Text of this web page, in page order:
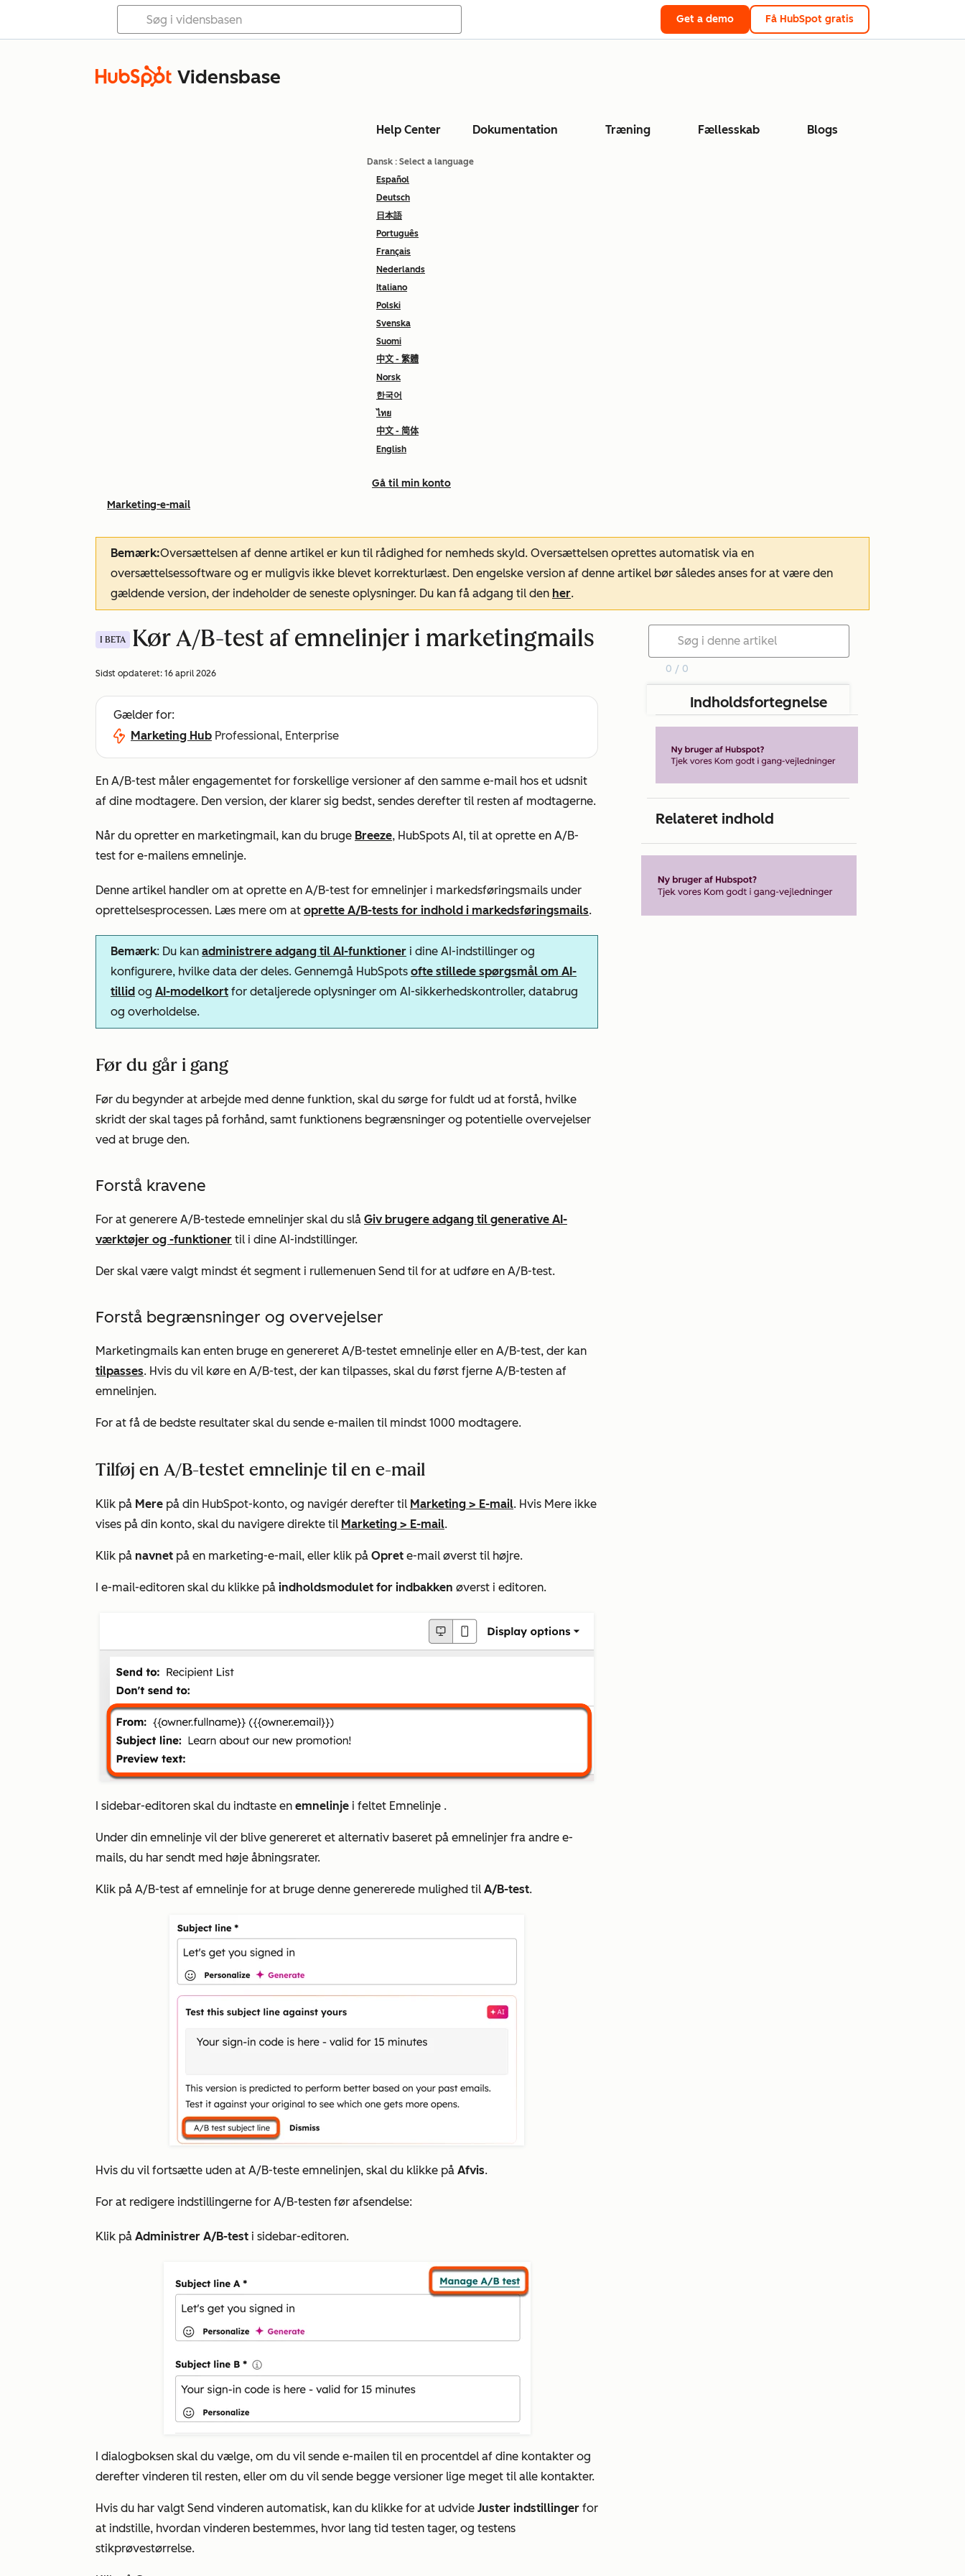
Get a demo Få HubSpot gratis
Vidensbase
Help Center Dokumentation Træning Fællesskab Blogs
Dansk : Select a language
Español
Deutsch
日本語
Português
Français
Nederlands
Italiano
Polski
Svenska
Suomi
中文 - 繁體
Norsk
한국어
ไทย
中文 - 简体
English
Gå til min konto
Marketing-e-mail
Bemærk:Oversættelsen af denne artikel er kun til rådighed for nemheds skyld. Oversættelsen oprettes automatisk via en
oversættelsessoftware og er muligvis ikke blevet korrekturlæst. Den engelske version af denne artikel bør således anses for at være den
gældende version, der indeholder de seneste oplysninger. Du kan få adgang til den her.
I BETA Kør A/B-test af emnelinjer i marketingmails
Sidst opdateret: 16 april 2026
Gælder for:
Marketing Hub Professional, Enterprise
En A/B-test måler engagementet for forskellige versioner af den samme e-mail hos et udsnit
af dine modtagere. Den version, der klarer sig bedst, sendes derefter til resten af modtagerne.
Når du opretter en marketingmail, kan du bruge Breeze, HubSpots AI, til at oprette en A/B-
test for e-mailens emnelinje.
Denne artikel handler om at oprette en A/B-test for emnelinjer i markedsføringsmails under
oprettelsesprocessen. Læs mere om at oprette A/B-tests for indhold i markedsføringsmails.
Bemærk: Du kan administrere adgang til AI-funktioner i dine AI-indstillinger og
konfigurere, hvilke data der deles. Gennemgå HubSpots ofte stillede spørgsmål om AI-
tillid og AI-modelkort for detaljerede oplysninger om AI-sikkerhedskontroller, databrug
og overholdelse.
Før du går i gang
Før du begynder at arbejde med denne funktion, skal du sørge for fuldt ud at forstå, hvilke
skridt der skal tages på forhånd, samt funktionens begrænsninger og potentielle overvejelser
ved at bruge den.
Forstå kravene
For at generere A/B-testede emnelinjer skal du slå Giv brugere adgang til generative AI-
værktøjer og -funktioner til i dine AI-indstillinger.
Der skal være valgt mindst ét segment i rullemenuen Send til for at udføre en A/B-test.
Forstå begrænsninger og overvejelser
Marketingmails kan enten bruge en genereret A/B-testet emnelinje eller en A/B-test, der kan
tilpasses. Hvis du vil køre en A/B-test, der kan tilpasses, skal du først fjerne A/B-testen af
emnelinjen.
For at få de bedste resultater skal du sende e-mailen til mindst 1000 modtagere.
Tilføj en A/B-testet emnelinje til en e-mail
Klik på Mere på din HubSpot-konto, og navigér derefter til Marketing > E-mail. Hvis Mere ikke
vises på din konto, skal du navigere direkte til Marketing > E-mail.
Klik på navnet på en marketing-e-mail, eller klik på Opret e-mail øverst til højre.
I e-mail-editoren skal du klikke på indholdsmodulet for indbakken øverst i editoren.
I sidebar-editoren skal du indtaste en emnelinje i feltet Emnelinje .
Under din emnelinje vil der blive genereret et alternativ baseret på emnelinjer fra andre e-
mails, du har sendt med høje åbningsrater.
Klik på A/B-test af emnelinje for at bruge denne genererede mulighed til A/B-test.
Hvis du vil fortsætte uden at A/B-teste emnelinjen, skal du klikke på Afvis.
For at redigere indstillingerne for A/B-testen før afsendelse:
Klik på Administrer A/B-test i sidebar-editoren.
I dialogboksen skal du vælge, om du vil sende e-mailen til en procentdel af dine kontakter og
derefter vinderen til resten, eller om du vil sende begge versioner lige meget til alle kontakter.
Hvis du har valgt Send vinderen automatisk, kan du klikke for at udvide Juster indstillinger for
at indstille, hvordan vinderen bestemmes, hvor lang tid testen tager, og testens
stikprøvestørrelse.
0 / 0
Indholdsfortegnelse
Relateret indhold